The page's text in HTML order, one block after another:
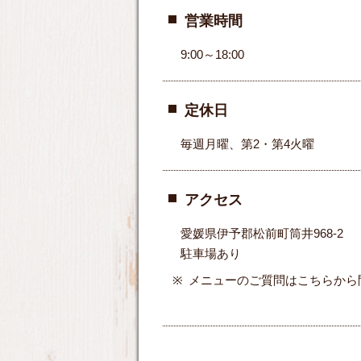
営業時間
9:00～18:00
定休日
毎週月曜、第2・第4火曜
アクセス
愛媛県伊予郡松前町筒井968-2
駐車場あり
メニューのご質問はこちらか